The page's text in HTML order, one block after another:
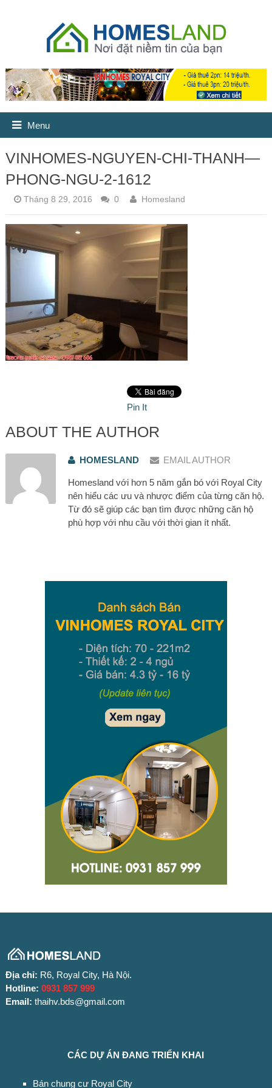
Menu
VINHOMES-NGUYEN-CHI-THANH—
PHONG-NGU-2-1612
Tháng 8 29, 2016 0 Homesland
Pin It
ABOUT THE AUTHOR
HOMESLAND EMAIL AUTHOR
Homesland với hơn 5 năm gắn bó với Royal City
nên hiểu các ưu và nhược điểm của từng căn hộ.
Từ đó sẽ giúp các bạn tìm được những căn hộ
phù hợp với nhu cầu với thời gian ít nhất.
Địa chỉ: R6, Royal City, Hà Nội.
Hotline: 0931 857 999
Email: thaihv.bds@gmail.com
CÁC DỰ ÁN ĐANG TRIỂN KHAI
Bán chung cư Royal City